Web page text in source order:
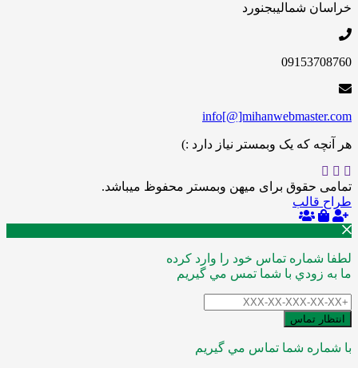
خراسان شمالیبجنورد
09153708760
info[@]mihanwebmaster.com
هر آنچه که یک وبمستر نیاز دارد :)
تمامی حقوق برای میهن وبمستر محفوظ میباشد.
طراح قالب
لطفا شماره تماس خود را وارد کرده
ما به زودي با شما تمس مي گيريم
انتظار تماس
با شماره شما تماس مي گيريم